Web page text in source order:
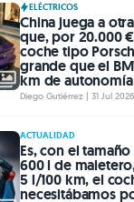
ELÉCTRICOS
China juega a
que, por 20.000
coche tipo
grande que el
km de autonomía
Diego Gutiérrez | 31 Jul 2026
ACTUALIDAD
Es, con el
600 l de
5 l/100 km, el
necesitábamos